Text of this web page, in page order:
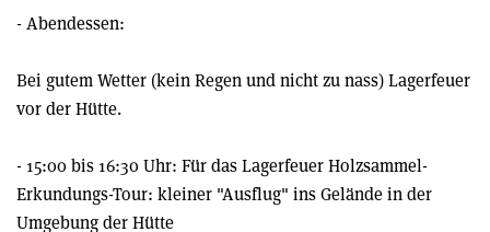
- Abendessen:
Bei gutem Wetter (kein Regen und nicht zu nass) Lagerfeuer
vor der Hütte.
- 15:00 bis 16:30 Uhr: Für das Lagerfeuer Holzsammel-
Erkundungs-Tour: kleiner "Ausflug" ins Gelände in der
Umgebung der Hütte